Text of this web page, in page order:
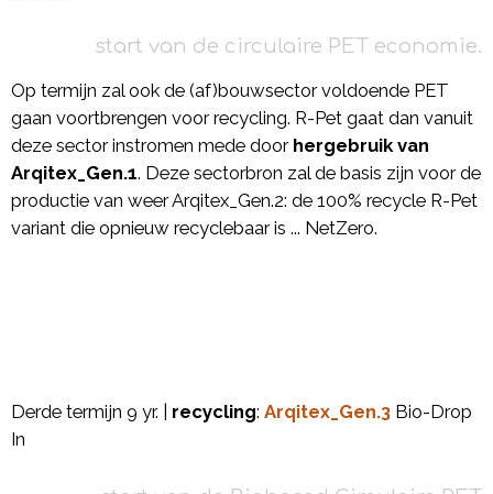
start van de circulaire PET economie.
Op termijn zal ook de (af)bouwsector voldoende PET
gaan voortbrengen voor recycling. R-Pet gaat dan vanuit
deze sector instromen mede door hergebruik van
Arqitex_Gen.1. Deze sectorbron zal de basis zijn voor de
productie van weer Arqitex_Gen.2: de 100% recycle R-Pet
variant die opnieuw recyclebaar is ... NetZero.
Derde termijn 9 yr. | recycling: Arqitex_Gen.3 Bio-Drop
In